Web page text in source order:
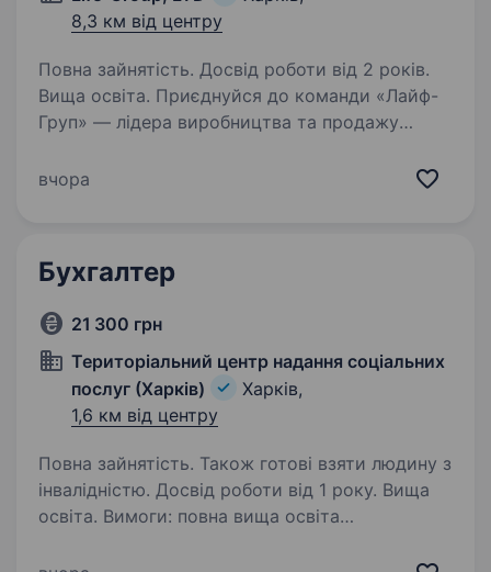
8,3 км від центру
Повна зайнятість. Досвід роботи від 2 років.
Вища освіта. Приєднуйся до команди «Лайф-
Груп» — лідера виробництва та продажу
улюбленців. У зв’язку з розширенням штату,
вчора
Бухгалтер
21 300 грн
Територіальний центр надання соціальних
послуг (Харків)
Харків,
1,6 км від центру
Повна зайнятість. Також готові взяти людину з
інвалідністю. Досвід роботи від 1 року. Вища
освіта. Вимоги: повна вища освіта